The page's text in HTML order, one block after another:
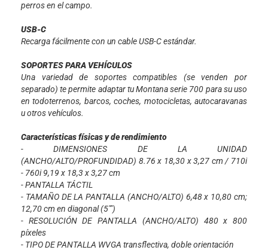
perros en el campo.
USB-C
Recarga fácilmente con un cable USB-C estándar.
SOPORTES PARA VEHÍCULOS
Una variedad de soportes compatibles (se venden por
separado) te permite adaptar tu Montana serie 700 para su uso
en todoterrenos, barcos, coches, motocicletas, autocaravanas
u otros vehículos.
Características físicas y de rendimiento
- DIMENSIONES DE LA UNIDAD
(ANCHO/ALTO/PROFUNDIDAD) 8.76 x 18,30 x 3,27 cm / 710i
- 760i 9,19 x 18,3 x 3,27 cm
- PANTALLA TÁCTIL
- TAMAÑO DE LA PANTALLA (ANCHO/ALTO) 6,48 x 10,80 cm;
12,70 cm en diagonal (5"")
- RESOLUCIÓN DE PANTALLA (ANCHO/ALTO) 480 x 800
píxeles
- TIPO DE PANTALLA WVGA transflectiva, doble orientación